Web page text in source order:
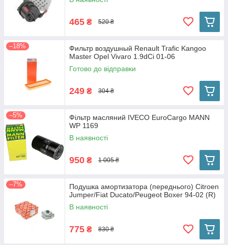
465 ₴ 520 ₴
–18%
Фильтр воздушный Renault Trafic Kangoo
Master Opel Vivaro 1.9dCi 01-06
Готово до відправки
249 ₴ 304 ₴
–5%
Фільтр масляний IVECO EuroCargo MANN
WP 1169
В наявності
950 ₴ 1 005 ₴
–7%
Подушка амортизатора (переднього) Citroen
Jumper/Fiat Ducato/Peugeot Boxer 94-02 (R)
В наявності
775 ₴ 830 ₴